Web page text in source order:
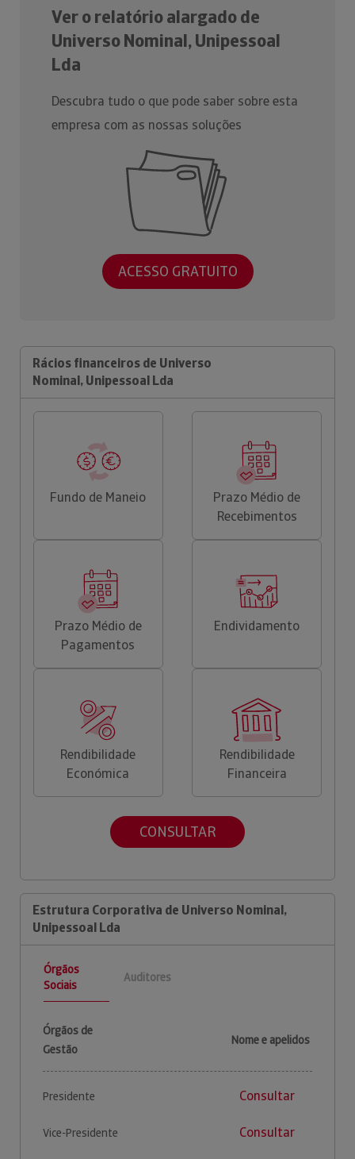
Ver o relatório alargado de
Universo Nominal, Unipessoal
Lda
Descubra tudo o que pode saber sobre esta
empresa com as nossas soluções
ACESSO GRATUITO
Rácios financeiros de Universo
Nominal, Unipessoal Lda
Fundo de Maneio
Prazo Médio de
Recebimentos
Prazo Médio de
Pagamentos
Endividamento
Rendibilidade
Económica
Rendibilidade
Financeira
CONSULTAR
Estrutura Corporativa de Universo Nominal,
Unipessoal Lda
Órgãos
Sociais
Auditores
Órgãos de
Gestão
Nome e apelidos
Presidente Consultar
Vice-Presidente Consultar